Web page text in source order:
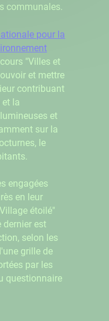
communales.
pour la
"Villes et
et mettre
contribuant
la
et
sur la
le
engagées
en leur
étoilé"
dernier est
selon les
grille de
par les
questionnaire